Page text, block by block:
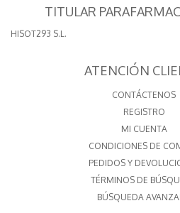
TITULAR
HISOT293 S.L.
ATENCIÓN
CONTÁCTENOS
REGISTRO
MI CUENTA
CONDICIONES DE
PEDIDOS Y
TÉRMINOS DE
BÚSQUEDA